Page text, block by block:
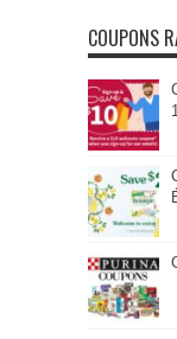
COUPONS